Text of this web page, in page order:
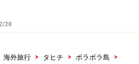
28
海外旅行 > タヒチ > ボラボラ島
>